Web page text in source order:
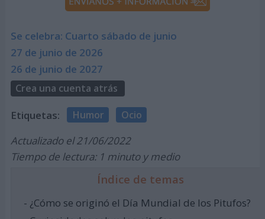
Se celebra: Cuarto sábado de junio
27 de junio de 2026
26 de junio de 2027
Crea una cuenta atrás
Etiquetas: Humor Ocio
Actualizado el 21/06/2022
Tiempo de lectura: 1 minuto y medio
Índice de temas
- ¿Cómo se originó el Día Mundial de los Pitufos?